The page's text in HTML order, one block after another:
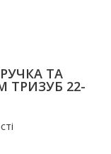
ТА
22-